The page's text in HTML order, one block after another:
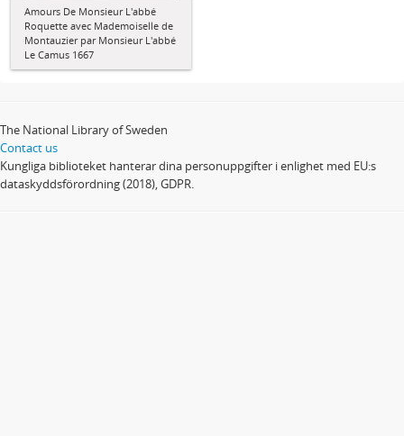
Amours De Monsieur L'abbé
Roquette avec Mademoiselle de
Montauzier par Monsieur L'abbé
Le Camus 1667
The National Library of Sweden
Contact us
Kungliga biblioteket hanterar dina personuppgifter i enlighet med EU:s
dataskyddsförordning (2018), GDPR.